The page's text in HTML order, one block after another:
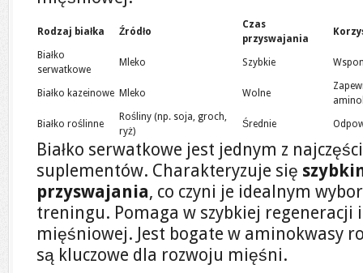
Rodzaj białka Źródło
Czas
przyswajania
Białko
serwatkowe
Mleko Szybkie
Białko kazeinowe Mleko Wolne
Białko roślinne
Rośliny (np. soja, groch,
ryż)
Średnie
Białko serwatkowe jest jednym z
suplementów. Charakteryzuje się
przyswajania, co czyni je idealnym
treningu. Pomaga w szybkiej regeneracji
mięśniowej. Jest bogate w aminokwasy
są kluczowe dla rozwoju mięśni.